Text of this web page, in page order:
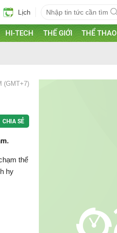
Lịch
HI-TECH THẾ GIỚI THỂ THAO
(GMT+7)
CHIA SẺ
thể
hy